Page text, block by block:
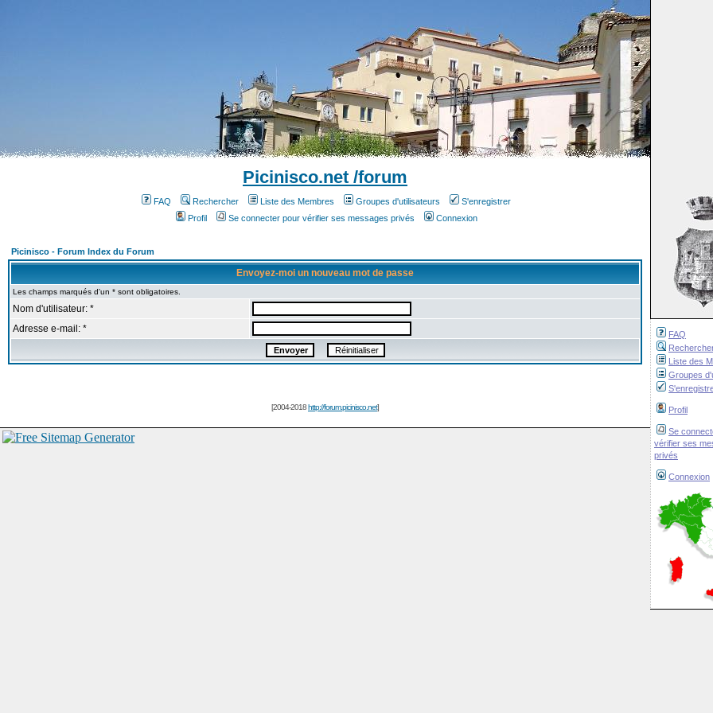
FAQ
Liste des
Groupes
Profil
Se
vérifier ses
privés
Connexion
Picinisco.net /forum
FAQ Rechercher Liste des Membres Groupes d'utilisateurs
S'enregistrer
Profil
Se connecter pour vérifier ses messages privés Connexion
Picinisco - Forum Index du Forum
Envoyez-moi un nouveau mot de passe
Les champs marqués d'un * sont obligatoires.
Nom d'utilisateur: *
Adresse e-mail: *
[2004-2018http://forum.picinisco.net]